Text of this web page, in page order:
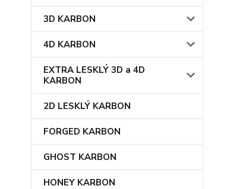
3D KARBON
4D KARBON
EXTRA LESKLÝ 3D a 4D
KARBON
2D LESKLÝ KARBON
FORGED KARBON
GHOST KARBON
HONEY KARBON